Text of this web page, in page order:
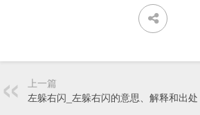
上一篇
左躲右闪_左躲右闪的意思、解释和出处